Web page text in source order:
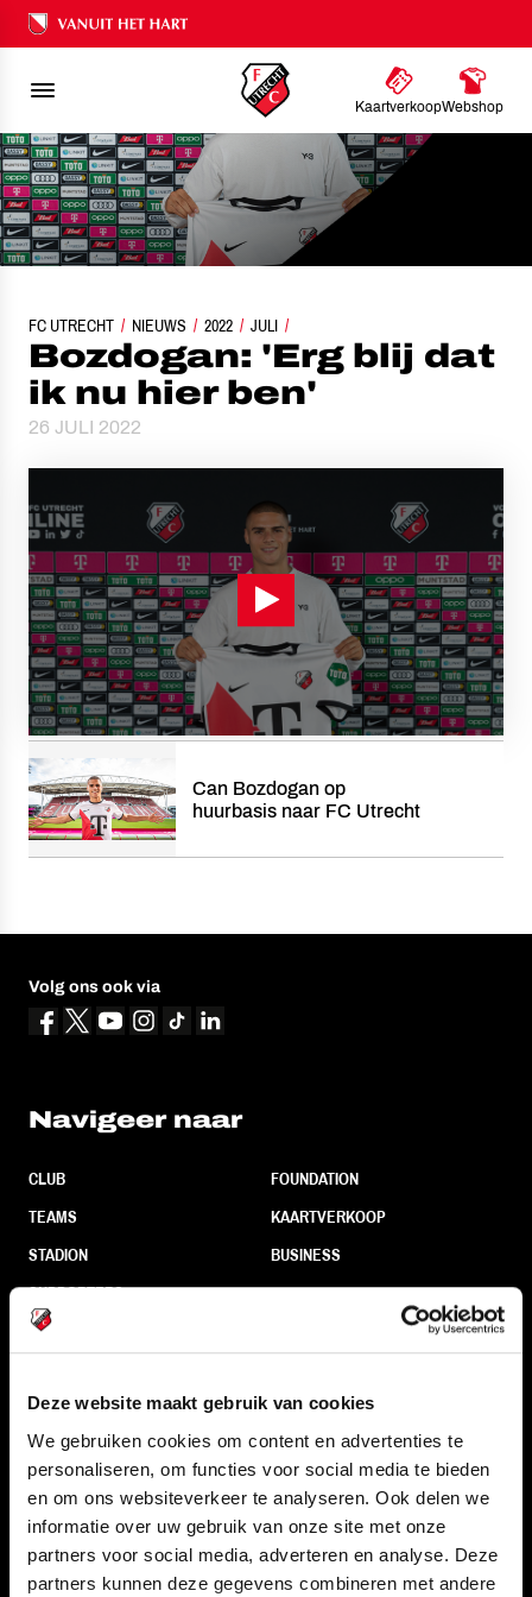
Deze website maakt gebruik van cookies
We gebruiken cookies om content en advertenties te
personaliseren, om functies voor social media te bieden
en om ons websiteverkeer te analyseren. Ook delen we
informatie over uw gebruik van onze site met onze
partners voor social media, adverteren en analyse. Deze
partners kunnen deze gegevens combineren met andere
Ons nalatenschap
KaartverkoopWebshop
FC UTRECHT NIEUWS 2022 JULI
BOZDOGAN: 'ERG BLIJ DAT IK NU HIER BEN'
Bozdogan: 'Erg blij dat
ik nu hier ben'
26 JULI 2022
Can Bozdogan op
huurbasis naar FC Utrecht
Volg ons ook via
Navigeer naar
CLUB
TEAMS
STADION
SUPPORTERS
FOUNDATION
KAARTVERKOOP
BUSINESS
Informatie
VEELGESTELDE VRAGEN
CONTACT
WERKEN BIJ
VERTROUWENSPERSOON